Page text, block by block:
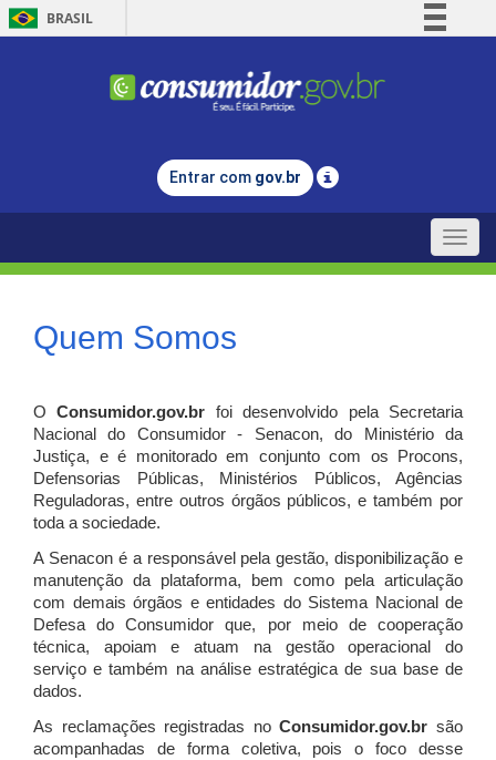
BRASIL
Comunica BR
Legislação
Entrar com gov.br
Toggle
Quem Somos
OConsumidor.gov.br
foi desenvolvido pela Secretaria
Nacional do Consumidor - Senacon, do Ministério da
Justiça, e é monitorado em conjunto com os Procons,
Defensorias Públicas, Ministérios Públicos, Agências
Reguladoras, entre outros órgãos públicos, e também por
toda a sociedade.
A Senacon é a responsável pela gestão, disponibilização e
manutenção da plataforma, bem como pela articulação
com demais órgãos e entidades do Sistema Nacional de
Defesa do Consumidor que, por meio de cooperação
técnica, apoiam e atuam na gestão operacional do
serviço e também na análise estratégica de sua base de
dados.
As reclamações registradas noConsumidor.gov.br são
acompanhadas de forma coletiva, pois o foco desse